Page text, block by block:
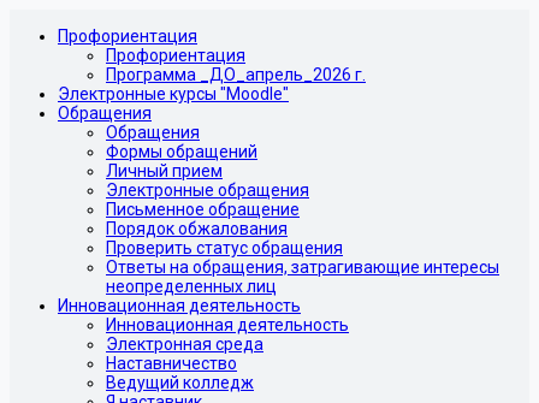
Профориентация
Профориентация
Программа _ДО_апрель_2026 г.
Электронные курсы "Moodle"
Обращения
Обращения
Формы обращений
Личный прием
Электронные обращения
Письменное обращение
Порядок обжалования
Проверить статус обращения
Ответы на обращения, затрагивающие интересы
неопределенных лиц
Инновационная деятельность
Инновационная деятельность
Электронная среда
Наставничество
Ведущий колледж